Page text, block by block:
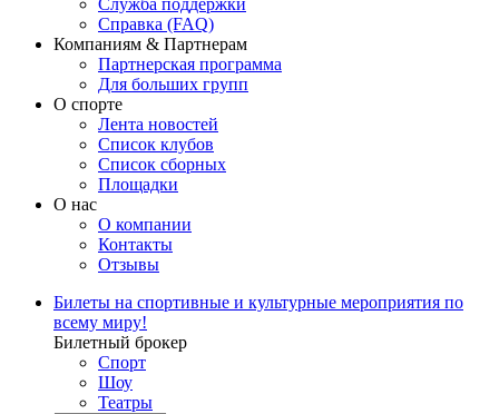
Служба поддержки
Справка (FAQ)
Компаниям & Партнерам
Партнерская программа
Для больших групп
О спорте
Лента новостей
Список клубов
Список сборных
Площадки
О нас
О компании
Контакты
Отзывы
Билеты на спортивные и культурные мероприятия по
всему миру!
Билетный брокер
Спорт
Шоу
Театры